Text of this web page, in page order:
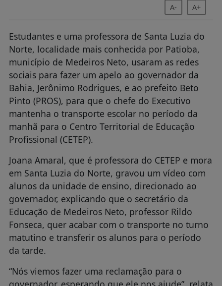
A- A+
Estudantes e uma professora de Santa Luzia do
Norte, localidade mais conhecida por Patioba,
município de Medeiros Neto, usaram as redes
sociais para fazer um apelo ao governador da
Bahia, Jerônimo Rodrigues, e ao prefeito Beto
Pinto (PROS), para que o chefe do Executivo
mantenha o transporte escolar no período da
manhã para o Centro Territorial de Educação
Profissional (CETEP).
Joana Amaral, que é professora do CETEP e mora
em Santa Luzia do Norte, gravou um vídeo com
alunos da unidade de ensino, direcionado ao
governador, explicando que o secretário da
Educação de Medeiros Neto, professor Rildo
Fonseca, quer acabar com o transporte no turno
matutino e transferir os alunos para o período
da tarde.
“Nós viemos fazer uma reclamação para o